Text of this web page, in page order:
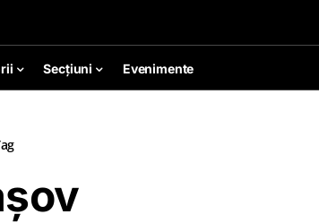
Secțiuni Evenimente